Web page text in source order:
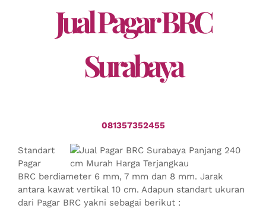
Jual Pagar BRC
Surabaya
081357352455
Standart
Pagar
BRC berdiameter 6 mm, 7 mm dan 8 mm. Jarak
antara kawat vertikal 10 cm. Adapun standart ukuran
dari Pagar BRC yakni sebagai berikut :